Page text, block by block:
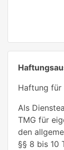
Haftung für
Als
TMG für
den
§§ 8 bis 10